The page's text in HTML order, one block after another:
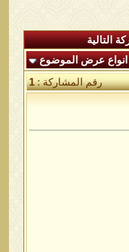
التالية
انواع عرض الموضوع
رقم المشاركة :1